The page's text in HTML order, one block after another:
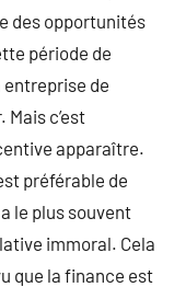
des opportunités
période de
entreprise de
c’est
apparaître.
préférable de
le plus souvent
immoral. Cela
que la finance est